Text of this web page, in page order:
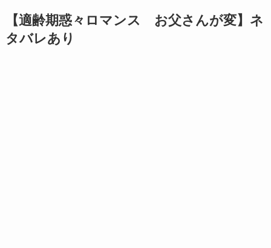
【適齢期惑々ロマンス お父さんが変】ネ
タバレあり